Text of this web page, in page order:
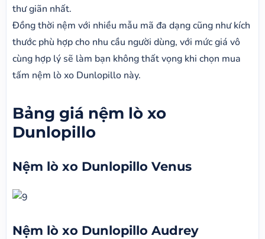
thư giãn nhất.
Đồng thời nệm với nhiều mẫu mã đa dạng cũng như kích
thước phù hợp cho nhu cầu người dùng, với mức giá vô
cùng hợp lý sẽ làm bạn không thất vọng khi chọn mua
tấm nệm lò xo Dunlopillo này.
Bảng giá nệm lò xo
Dunlopillo
Nệm lò xo Dunlopillo Venus
Nệm lò xo Dunlopillo Audrey